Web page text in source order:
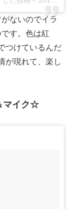
ないのでイラ
す。色は紅
つけているんだ
が現れて、楽し
マイク☆